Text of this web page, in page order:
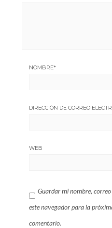
NOMBRE*
DIRECCIÓN DE CORREO
WEB
Guardar mi nombre,
este navegador para la
comentario.